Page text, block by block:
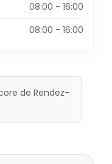
08:00 - 16:00
08:00 - 16:00
de Rendez-